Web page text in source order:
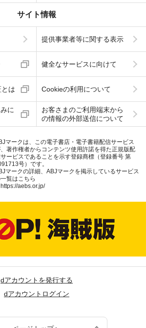
サイト情報
提供事業者等に関する表示
健全なサービスに向けて
は Cookieの利用について
に
お客さまのご利用端末から
の情報の外部送信について
マークは、この電子書店・電子書籍配信サービス
著作権者からコンテンツ使用許諾を得た正規版配
ービスであることを示す登録商標（登録番号 第
号）です。
マークの詳細、ABJマークを掲示しているサービス
覧はこちら
https://aebs.or.jp/
dアカウントを発行する
dアカウントログイン